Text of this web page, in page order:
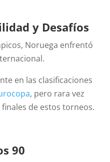
y Desafíos
Noruega enfrentó
en las clasificaciones
, pero rara vez
de estos torneos.
90